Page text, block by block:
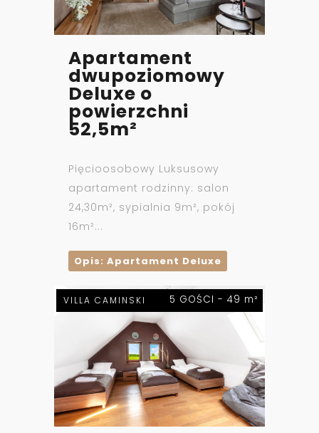
Apartament
dwupoziomowy
Deluxe o
powierzchni
52,5m²
Pięcioosobowy Luksusowy
apartament rodzinny: salon
24,30m², sypialnia 9m², pokój
16m²...
Opis: Apartament Deluxe
VILLA CAMINSKI 5 GOŚCI - 49 m²